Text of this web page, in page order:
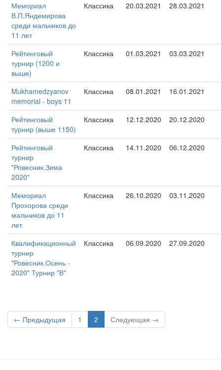
Мемориал
В.П.Яндемирова
среди мальчиков до
11 лет
Классика 20.03.2021 28.03.2021
Рейтинговый
турнир (1200 и
выше)
Классика 01.03.2021 03.03.2021
Mukhamedzyanov
memorial - boys 11
Классика 08.01.2021 16.01.2021
Рейтинговый
турнир (выше 1150)
Классика 12.12.2020 20.12.2020
Рейтинговый
турнир
"Ровесник.Зима
2020"
Классика 14.11.2020 06.12.2020
Мемориал
Прохорова среди
мальчиков до 11
лет
Классика 26.10.2020 03.11.2020
Квалификационный
турнир
"Ровесник.Осень -
2020" Турнир "В"
Классика 06.09.2020 27.09.2020
← Предыдущая 1 2 Следующая →